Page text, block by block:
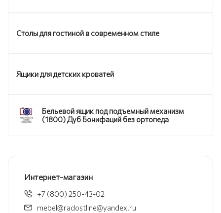
Столы для гостиной в современном стиле
Ящики для детских кроватей
Бельевой ящик под подъемный механизм
(1800) Дуб Бонифаций без ортопеда
Интернет-магазин
+7 (800) 250-43-02
mebel@radostline@yandex.ru